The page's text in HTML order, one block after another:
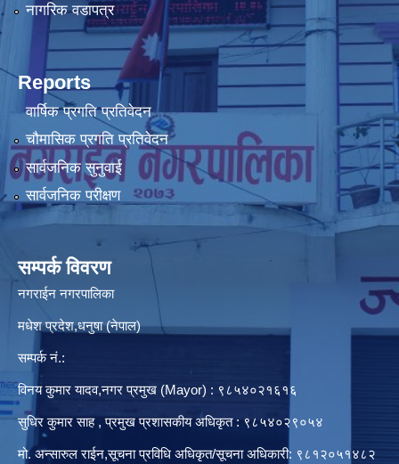
नागरिक वडापत्र
Reports
वार्षिक प्रगति प्रतिवेदन
चौमासिक प्रगति प्रतिवेदन
सार्वजनिक सुनुवाई
सार्वजनिक परीक्षण
सम्पर्क विवरण
नगराईन नगरपालिका
मधेश प्रदेश,धनुषा (नेपाल)
सम्पर्क नं.:
विनय कुमार यादव,नगर प्रमुख (Mayor) : ९८५४०२१६१६
सुधिर कुमार साह , प्रमुख प्रशासकीय अधिकृत : ९८५४०२९०५४
मो. अन्सारुल राईन,सूचना प्रविधि अधिकृत/सूचना अधिकारी: ९८१२०५१४८२